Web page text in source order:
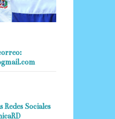
Redes Sociales